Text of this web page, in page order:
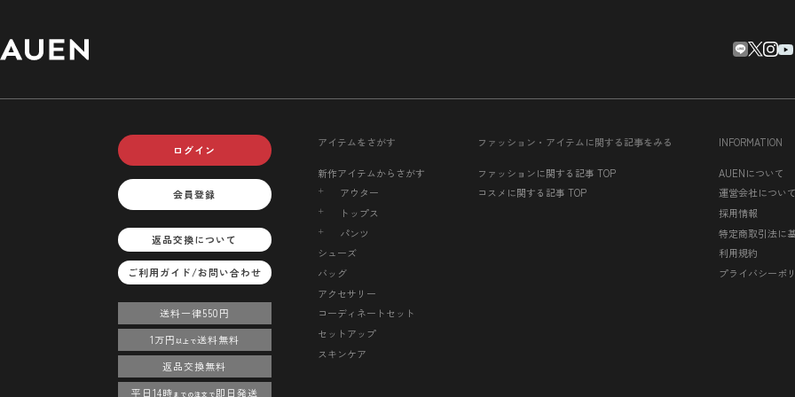
ログイン
会員登録
返品交換について
ご利用ガイド/お問い合わせ
送料一律550円
1万円 以上で送料無料
返品交換無料
平日14時 までの注文で 即日発送
アイテムをさがす
新作アイテムからさがす
アウター
トップス
パンツ
シューズ
バッグ
アクセサリー
コーディネートセット
セットアップ
スキンケア
ファッション・アイテムに関する記事をみる
ファッションに関する記事 TOP
コスメに関する記事 TOP
INFORMATION
AUENについて
運営会社について
採用情報
特定商取引法に
利用規約
プライバシーポ